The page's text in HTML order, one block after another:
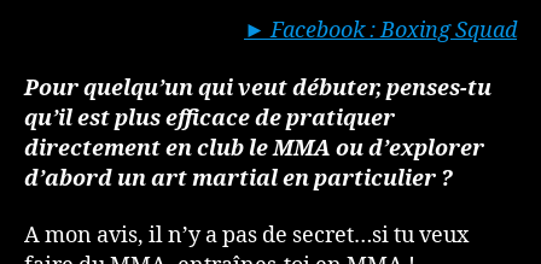
► Facebook : Boxing Squad
Pour quelqu’un qui veut débuter, penses-tu
qu’il est plus efficace de pratiquer
directement en club le MMA ou d’explorer
d’abord un art martial en particulier ?
A mon avis, il n’y a pas de secret…si tu veux